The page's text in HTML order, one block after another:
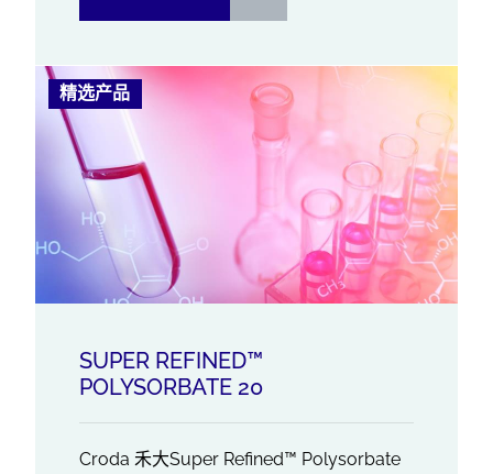
精选产品
SUPER REFINED™
POLYSORBATE 20
Croda 禾大Super Refined™ Polysorbate